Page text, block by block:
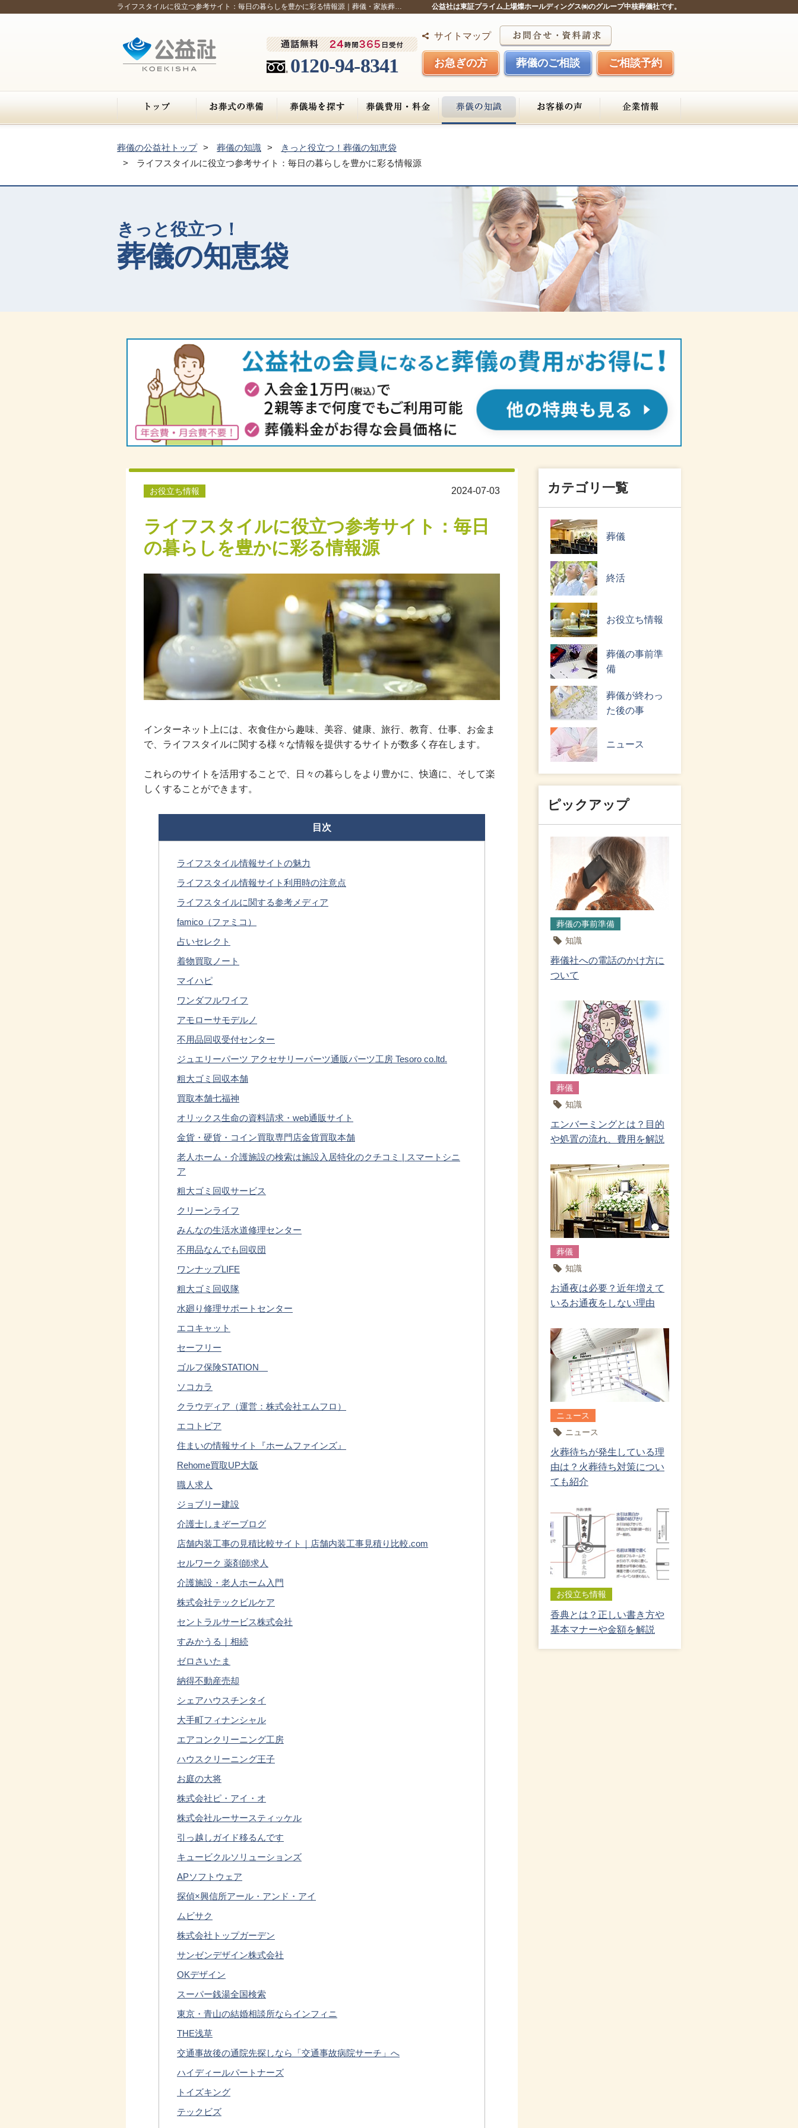
ライフスタイルに役立つ参考サイト：毎日の暮らしを豊かに彩る情報源｜葬儀・家族葬… 公益社は東証プライム上場燦ホールディングス㈱のグループ中核葬儀社です。
サイトマップ
お急ぎの方 葬儀のご相談 ご相談予約
0120-94-8341
葬儀の公益社トップ 葬儀の知識
きっと役立つ！葬儀の知恵袋
ライフスタイルに役立つ参考サイト：毎日の暮らしを豊かに彩る情報源
きっと役立つ！
葬儀の知恵袋
お役立ち情報 2024-07-03
ライフスタイルに役立つ参考サイト：毎日
の暮らしを豊かに彩る情報源
インターネット上には、衣食住から趣味、美容、健康、旅行、教育、仕事、お金ま
で、ライフスタイルに関する様々な情報を提供するサイトが数多く存在します。
これらのサイトを活用することで、日々の暮らしをより豊かに、快適に、そして楽
しくすることができます。
目次
ライフスタイル情報サイトの魅力
ライフスタイル情報サイト利用時の注意点
ライフスタイルに関する参考メディア
famico（ファミコ）
占いセレクト
着物買取ノート
マイハピ
ワンダフルワイフ
アモローサモデルノ
不用品回収受付センター
ジュエリーパーツ アクセサリーパーツ通販パーツ工房 Tesoro co.ltd.
粗大ゴミ回収本舗
買取本舗七福神
オリックス生命の資料請求・web通販サイト
金貨・硬貨・コイン買取専門店金貨買取本舗
老人ホーム・介護施設の検索は施設入居特化のクチコミ | スマートシニ
ア
粗大ゴミ回収サービス
クリーンライフ
みんなの生活⽔道修理センター
不用品なんでも回収団
ワンナップLIFE
粗大ゴミ回収隊
水廻り修理サポートセンター
エコキャット
セーフリー
ゴルフ保険STATION
ソコカラ
クラウディア（運営：株式会社エムフロ）
エコトピア
住まいの情報サイト『ホームファインズ』
Rehome買取UP大阪
職人求人
ジョブリー建設
介護士しまぞーブログ
店舗内装工事の見積比較サイト｜店舗内装工事見積り比較.com
セルワーク 薬剤師求人
介護施設・老人ホーム入門
株式会社テックビルケア
セントラルサービス株式会社
すみかうる｜相続
ゼロさいたま
納得不動産売却
シェアハウスチンタイ
大手町フィナンシャル
エアコンクリーニング工房
ハウスクリーニング王子
お庭の大将
株式会社ピ・アイ・オ
株式会社ルーサースティッケル
引っ越しガイド移るんです
キュービクルソリューションズ
APソフトウェア
探偵×興信所アール・アンド・アイ
ムビサク
株式会社トップガーデン
サンゼンデザイン株式会社
OKデザイン
スーパー銭湯全国検索
東京・青山の結婚相談所ならインフィニ
THE浅草
交通事故後の通院先探しなら「交通事故病院サーチ」へ
ハイディールパートナーズ
トイズキング
テックビズ
カテゴリ一覧
葬儀
終活
お役立ち情報
葬儀の事前準
備
葬儀が終わっ
た後の事
ニュース
ピックアップ
葬儀の事前準備
知識
葬儀社への電話のかけ方に
ついて
葬儀
知識
エンバーミングとは？目的
や処置の流れ、費用を解説
葬儀
知識
お通夜は必要？近年増えて
いるお通夜をしない理由
ニュース
ニュース
火葬待ちが発生している理
由は？火葬待ち対策につい
ても紹介
お役立ち情報
香典とは？正しい書き方や
基本マナーや金額を解説